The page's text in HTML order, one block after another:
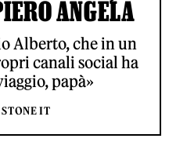
ANGELA
Alberto, che in un
canali social ha
papà»
IT